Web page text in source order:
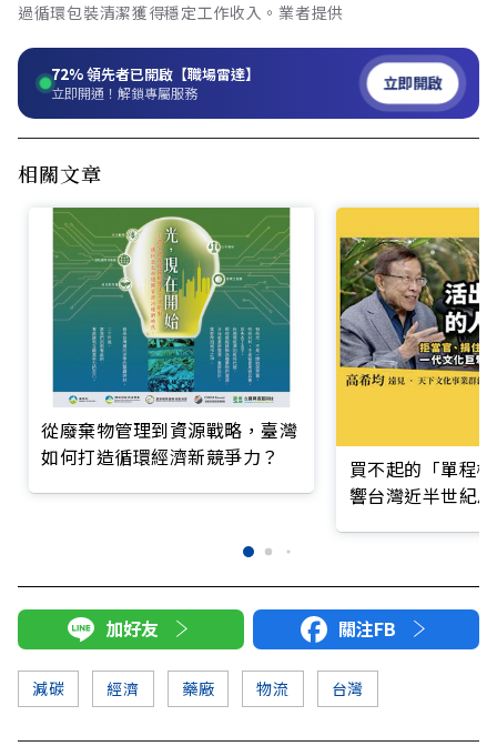
過循環包裝清潔獲得穩定工作收入。業者提供
72%領先者已開啟【職場雷達】
立即開通！解鎖專屬服務 立即開啟
相關文章
從廢棄物管理到資源戰略，臺灣
如何打造循環經濟新競爭力？
買不起的「單程
響台灣近半世紀
加好友 關注FB
減碳 經濟 藥廠 物流 台灣